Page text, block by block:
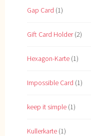
Gap Card (1)
Gift Card Holder(2)
Hexagon-Karte (1)
Impossible Card (1)
keep it simple (1)
Kullerkarte (1)